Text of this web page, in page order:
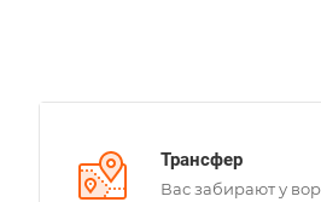
Трансфер
Вас забирают у